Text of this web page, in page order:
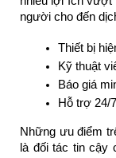
người cho đến
Thiết bị
Kỹ thuật
Báo giá
Hỗ trợ 24/
Những ưu điểm
là đối tác tin cậy